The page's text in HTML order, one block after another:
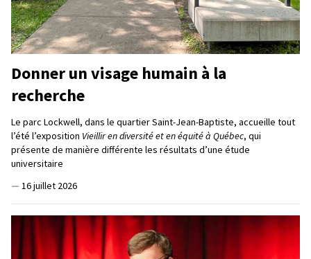
Donner un visage humain à la
recherche
Le parc Lockwell, dans le quartier Saint-Jean-Baptiste, accueille tout
l’été l’exposition Vieillir en diversité et en équité à Québec, qui
présente de manière différente les résultats d’une étude
universitaire
— 16 juillet 2026